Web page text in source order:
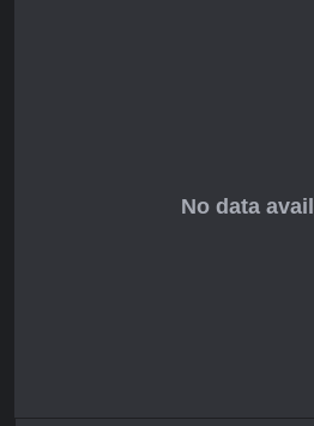
ścieżkom zła dodanym w patchy.